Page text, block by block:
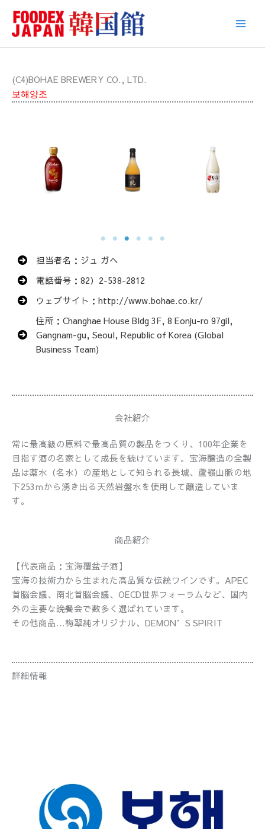
로
(C4)BOHAE BREWERY CO., LTD.
보해양조
担当者名：ジュ ガヘ
電話番号：82）2-538-2812
ウェブサイト：http://www.bohae.co.kr/
住所：Changhae House Bldg 3F, 8 Eonju-ro 97gil,
Gangnam-gu, Seoul, Republic of Korea (Global
Business Team)
会社紹介
常に最高級の原料で最高品質の製品をつくり、100年企業を
目指す酒の名家として成長を続けています。宝海醸造の全製
品は薬水（名水）の産地として知られる長城、蘆嶺山脈の地
下253ｍから湧き出る天然岩盤水を使用して醸造していま
す。
商品紹介
【代表商品：宝海覆盆子酒】
宝海の技術力から生まれた高品質な伝統ワインです。APEC
首脳会議、南北首脳会議、OECD世界フォーラムなど、国内
外の主要な晩餐会で数多く選ばれています。
その他商品…梅翠純オリジナル、DEMON’S SPIRIT
詳細情報